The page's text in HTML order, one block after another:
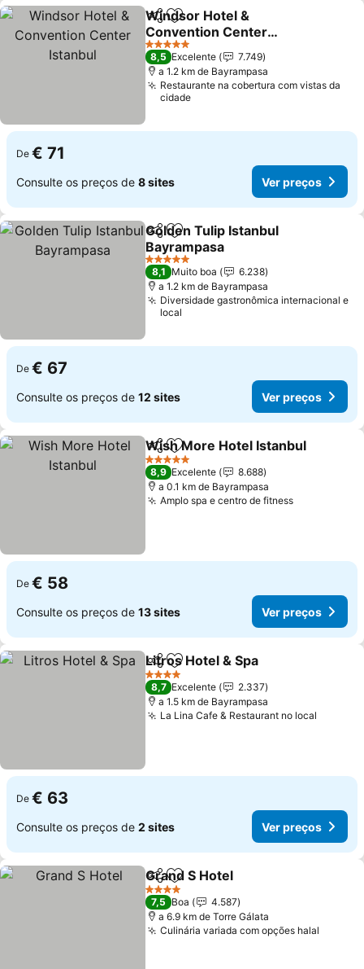
PartilharAdicionar aos favoritos
Windsor Hotel &
Convention Center
Istanbul
5 Estrelas
8,5 Excelente
7.749
a 1.2 km de Bayrampasa
Restaurante na cobertura com vistas da
cidade
De € 71
Consulte os preços de 8 sites Ver preços
PartilharAdicionar aos favoritos
Golden Tulip Istanbul
Bayrampasa
5 Estrelas
8,1 Muito boa
6.238
a 1.2 km de Bayrampasa
Diversidade gastronômica internacional e
local
De € 67
Consulte os preços de 12 sites Ver preços
PartilharAdicionar aos favoritos
Wish More Hotel Istanbul
5 Estrelas
8,9 Excelente
8.688
a 0.1 km de Bayrampasa
Amplo spa e centro de fitness
De € 58
Consulte os preços de 13 sites Ver preços
PartilharAdicionar aos favoritos
Litros Hotel & Spa
4 Estrelas
8,7 Excelente
2.337
a 1.5 km de Bayrampasa
La Lina Cafe & Restaurant no local
De € 63
Consulte os preços de 2 sites Ver preços
PartilharAdicionar aos favoritos
Grand S Hotel
4 Estrelas
7,5 Boa
4.587
a 6.9 km de Torre Gálata
Culinária variada com opções halal